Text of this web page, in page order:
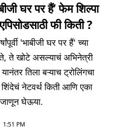
घर पर हैं’ फेम शिल्पा
फी किती ?
'भाबीजी घर पर हैं' च्या
ते खोटे असल्याचं अभिनेत्री
तिला बऱ्याच ट्रोलिंगचा
नेटवर्थ किती आणि एका
जाणून घेऊया.
1:51 PM